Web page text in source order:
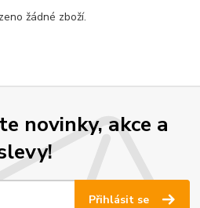
žádné zboží.
novinky, akce a
Přihlásit se